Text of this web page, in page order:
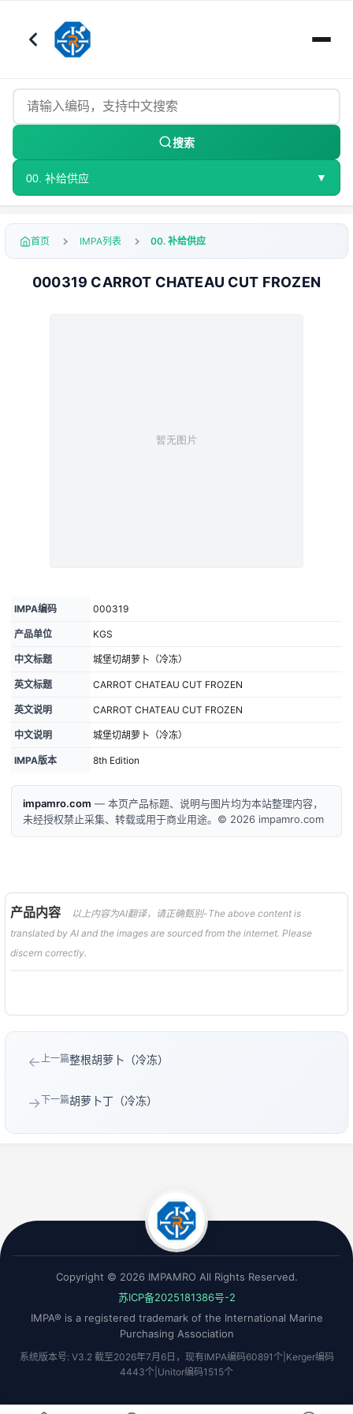
搜索
00. 补给供应 ▼
首页 IMPA列表 00. 补给供应
000319 CARROT CHATEAU CUT FROZEN
IMPA编码 000319
产品单位 KGS
中文标题 城堡切胡萝卜（冷冻）
英文标题 CARROT CHATEAU CUT FROZEN
英文说明 CARROT CHATEAU CUT FROZEN
中文说明 城堡切胡萝卜（冷冻）
IMPA版本 8th Edition
impamro.com — 本页产品标题、说明与图片均为本站整理内容，
未经授权禁止采集、转载或用于商业用途。© 2026 impamro.com
产品内容
以上内容为AI翻译，请正确甄别-The above content is
translated by AI and the images are sourced from the internet. Please
discern correctly.
←上一篇整根胡萝卜（冷冻）
→下一篇胡萝卜丁（冷冻）
Copyright © 2026 IMPAMRO All Rights Reserved.
苏ICP备2025181386号-2
IMPA® is a registered trademark of the International Marine
Purchasing Association
系统版本号: V3.2 截至2026年7月6日，现有IMPA编码60891个|Kerger编码
4443个|Unitor编码1515个